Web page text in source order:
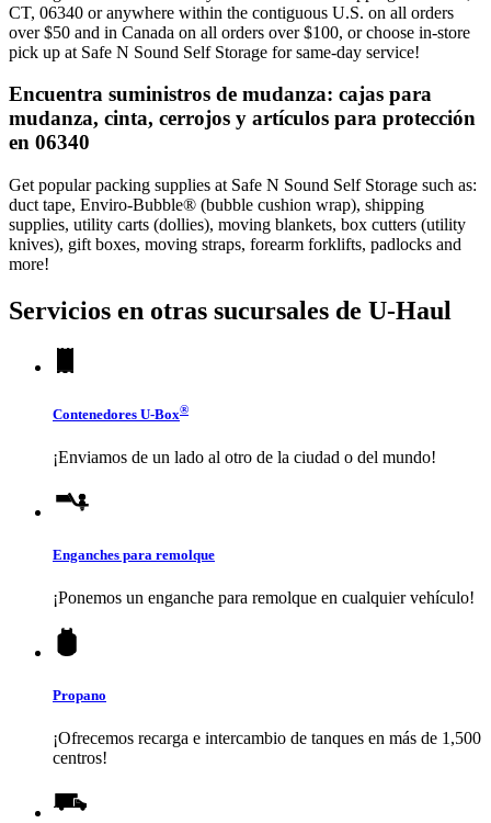
CT, 06340 or anywhere within the contiguous U.S. on all orders
over $50 and in Canada on all orders over $100, or choose in-store
pick up at Safe N Sound Self Storage for same-day service!
Encuentra suministros de mudanza: cajas para
mudanza, cinta, cerrojos y artículos para protección
en 06340
Get popular packing supplies at Safe N Sound Self Storage such as:
duct tape, Enviro-Bubble® (bubble cushion wrap), shipping
supplies, utility carts (dollies), moving blankets, box cutters (utility
knives), gift boxes, moving straps, forearm forklifts, padlocks and
more!
Servicios en otras sucursales de U-Haul
Contenedores U-Box®
¡Enviamos de un lado al otro de la ciudad o del mundo!
Enganches para remolque
¡Ponemos un enganche para remolque en cualquier vehículo!
Propano
¡Ofrecemos recarga e intercambio de tanques en más de 1,500
centros!